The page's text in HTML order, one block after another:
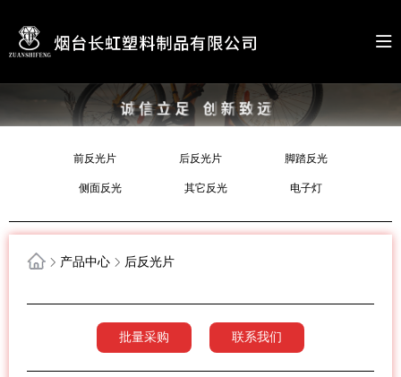
前反光片 后反光片 脚踏反光
侧面反光 其它反光 电子灯
产品中心 后反光片
批量采购 联系我们